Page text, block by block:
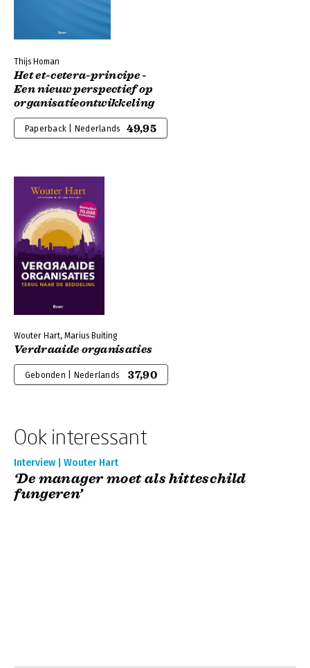
Thijs Homan
Het et-cetera-principe -
Een nieuw perspectief op
organisatieontwikkeling
Paperback | Nederlands 49,95
Wouter Hart, Marius Buiting
Verdraaide organisaties
Gebonden | Nederlands 37,90
Ook interessant
Interview | Wouter Hart
‘De manager moet als hitteschild
fungeren’